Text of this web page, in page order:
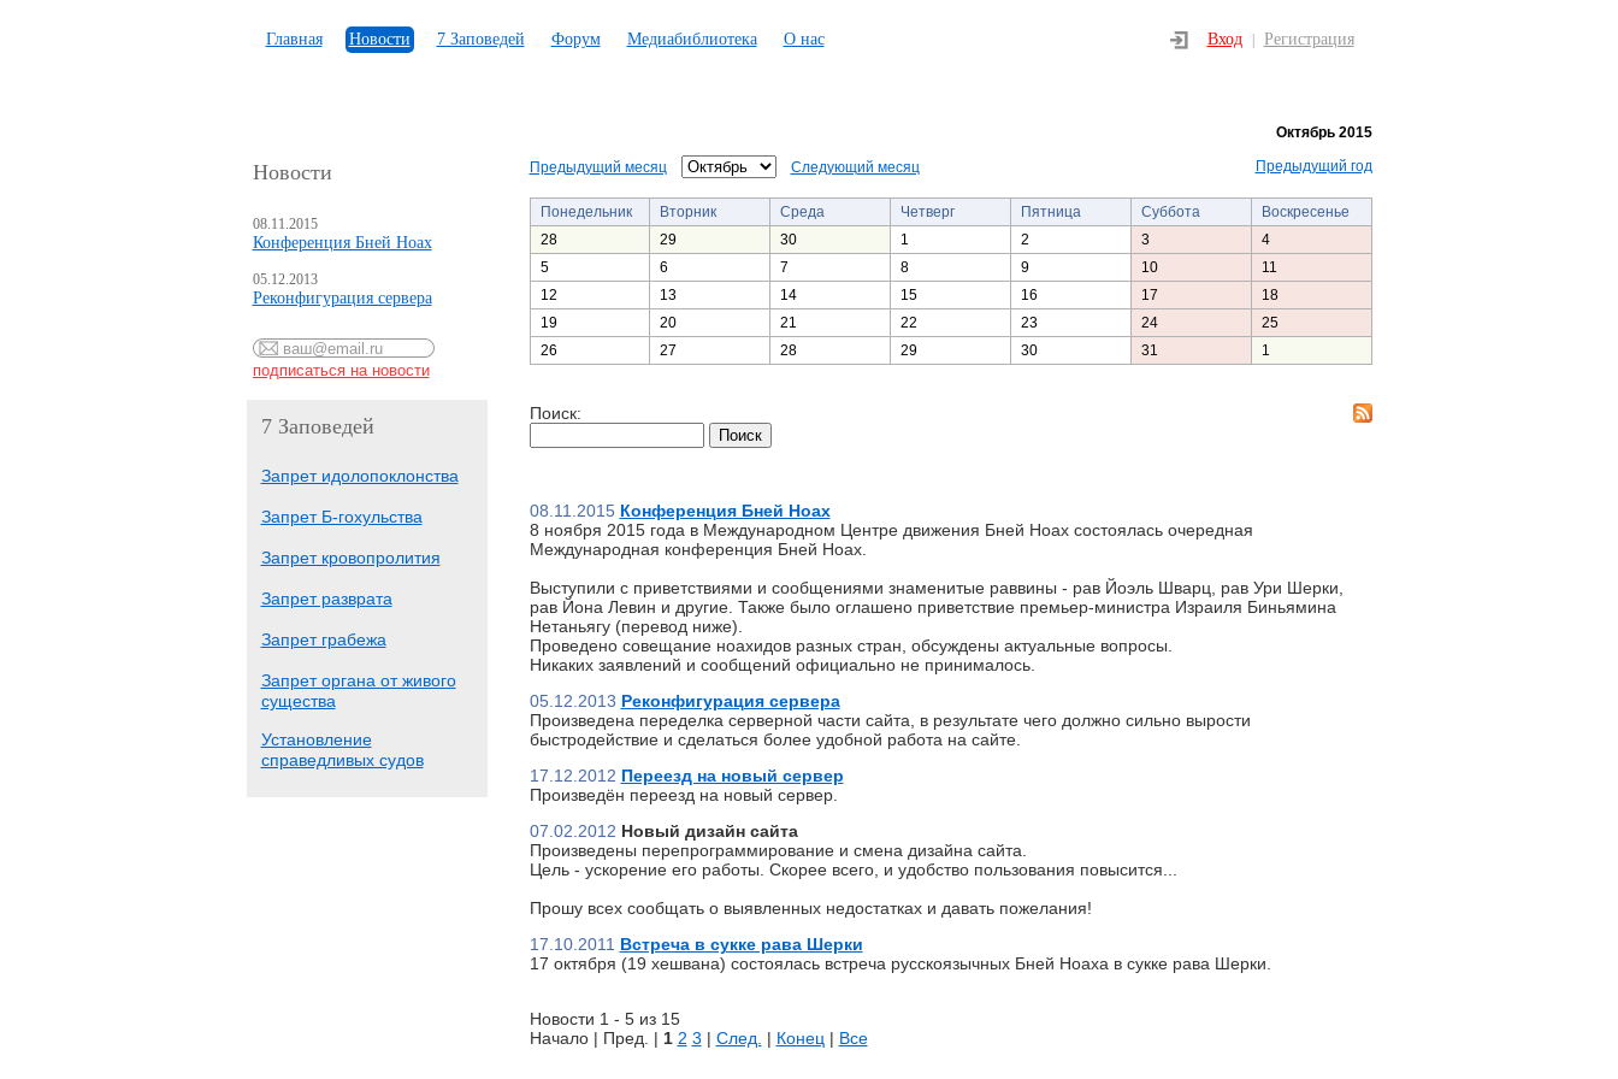
Главная Новости 7 Заповедей Форум Медиабиблиотека О нас Вход Регистрация
Новости
08.11.2015
Конференция Бней Ноах
05.12.2013
Реконфигурация сервера
7 Заповедей
Запрет идолопоклонства
Запрет Б-гохульства
Запрет кровопролития
Запрет разврата
Запрет грабежа
Запрет органа от живого
существа
Установление
справедливых судов
Октябрь 2015
Предыдущий месяц Следующий месяц Предыдущий год
Понедельник Вторник Среда Четверг Пятница Суббота
Воскресенье
28
29 30 1 2 3
4
5
6 7 8 9 10
11
12
13 14 15 16 17
18
19
20 21 22 23 24
25
26
27 28 29 30 31 1
Поиск:
08.11.2015 Конференция Бней Ноах
8 ноября 2015 года в Международном Центре движения Бней Ноах состоялась очередная
Международная конференция Бней Ноах.
Выступили с приветствиями и сообщениями знаменитые раввины - рав Йоэль Шварц, рав Ури Шерки,
рав Йона Левин и другие. Также было оглашено приветствие премьер-министра Израиля Биньямина
Нетаньягу (перевод ниже).
Проведено совещание ноахидов разных стран, обсуждены актуальные вопросы.
Никаких заявлений и сообщений официально не принималось.
05.12.2013 Реконфигурация сервера
Произведена переделка серверной части сайта, в результате чего должно сильно вырости
быстродействие и сделаться более удобной работа на сайте.
17.12.2012 Переезд на новый сервер
Произведён переезд на новый сервер.
07.02.2012 Новый дизайн сайта
Произведены перепрограммирование и смена дизайна сайта.
Цель - ускорение его работы. Скорее всего, и удобство пользования повысится...
Прошу всех сообщать о выявленных недостатках и давать пожелания!
17.10.2011 Встреча в сукке рава Шерки
17 октября (19 хешвана) состоялась встреча русскоязычных Бней Ноаха в сукке рава Шерки.
Новости 1 - 5 из 15
Начало | Пред. | 1 2 3 | След. | Конец | Все